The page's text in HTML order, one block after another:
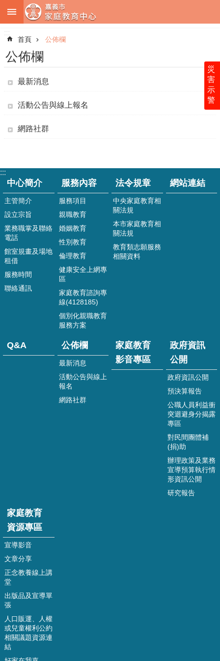
跳到主要內容區塊
階
尋
中
介
容
法
令
規
章
網
站
連
結
家
家
庭
教
育
資
源
專
區
回
首
頁
災
害
示
警
:::
首頁 公佈欄
公佈欄
最新消息
活動公告與線上報名
網路社群
:::
中心簡介
主管簡介
設立宗旨
業務職掌及聯絡
電話
館室規畫及場地
租借
服務時間
聯絡通訊
服務內容
服務項目
親職教育
婚姻教育
性別教育
倫理教育
健康安全上網專
區
家庭教育諮詢專
線(4128185)
個別化親職教育
服務方案
法令規章
中央家庭教育相
關法規
本市家庭教育相
關法規
教育類志願服務
相關資料
網站連結
Q&A 公佈欄
最新消息
活動公告與線上
報名
網路社群
家庭教育
影音專區
政府資訊
公開
政府資訊公開
預決算報告
公職人員利益衝
突迴避身分揭露
專區
對民間團體補
(捐)助
辦理政策及業務
宣導預算執行情
形資訊公開
研究報告
家庭教育
資源專區
宣導影音
文章分享
正念教養線上講
堂
出版品及宣導單
張
人口販運、人權
或兒童權利公約
相關議題資源連
結